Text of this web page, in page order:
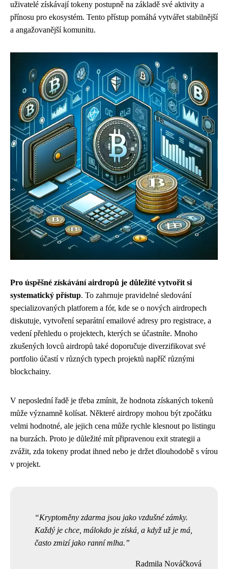
uživatelé získávají tokeny postupně na základě své aktivity a
přínosu pro ekosystém. Tento přístup pomáhá vytvářet stabilnější
a angažovanější komunitu.
Pro úspěšné získávání airdropů je důležité vytvořit si
systematický přístup. To zahrnuje pravidelné sledování
specializovaných platforem a fór, kde se o nových airdropech
diskutuje, vytvoření separátní emailové adresy pro registrace, a
vedení přehledu o projektech, kterých se účastníte. Mnoho
zkušených lovců airdropů také doporučuje diverzifikovat své
portfolio účastí v různých typech projektů napříč různými
blockchainy.
V neposlední řadě je třeba zmínit, že hodnota získaných tokenů
může významně kolísat. Některé airdropy mohou být zpočátku
velmi hodnotné, ale jejich cena může rychle klesnout po listingu
na burzách. Proto je důležité mít připravenou exit strategii a
zvážit, zda tokeny prodat ihned nebo je držet dlouhodobě s vírou
v projekt.
Kryptoměny zdarma jsou jako vzdušné zámky.
Každý je chce, málokdo je získá, a když už je má,
často zmizí jako ranní mlha.
Radmila Nováčková